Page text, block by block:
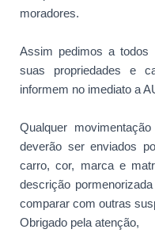
moradores.
Assim pedimos a todos
suas propriedades e
informem no imediato a
Qualquer
deverão ser enviados
carro, cor, marca e
descrição
comparar com outras
Obrigado pela atenção,